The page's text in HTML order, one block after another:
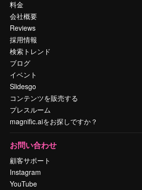
料金
会社概要
Reviews
採用情報
検索トレンド
ブログ
イベント
Slidesgo
コンテンツを販売する
プレスルーム
magnific.aiをお探しですか？
お問い合わせ
顧客サポート
Instagram
YouTube